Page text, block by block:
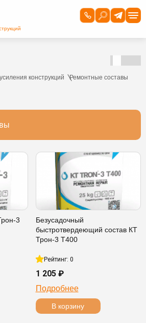
конструкций Ремонтные составы
3
Безусадочный
быстротвердеющий состав КТ
Трон-3 Т400
Рейтинг: 0
1 205 ₽
Подробнее
В корзину